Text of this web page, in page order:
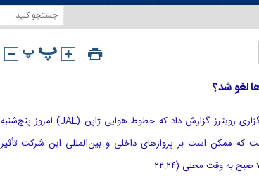
لغو شد؟
[ad_1] به گزارش هوشمند نیوز به نقل از مهر ، خبرگزاری رویترز گزارش داد که خطوط هوایی ژاپن (JAL) امروز پنج‌شنبه
که ممکن است بر پروازهای داخلی و بین‌المللی این شرکت تأثیر